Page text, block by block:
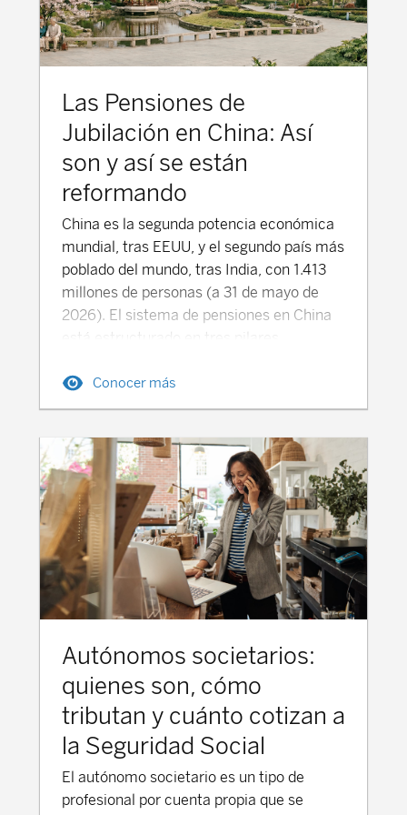
Las Pensiones de
Jubilación en China: Así
son y así se están
reformando
China es la segunda potencia económica
mundial, tras EEUU, y el segundo país más
poblado del mundo, tras India, con 1.413
millones de personas (a 31 de mayo de
2026). El sistema de pensiones en China
está estructurado en tres pilares
públicas y prestaciones privadas
complementarias, que buscan
adecuados para las personas jubiladas.
Pensión Pública en China (Pilar 1) El
Seguro Básico de Vejez-SBV (养老保险,
*yǎnglǎo bǎoxiǎn) es el sistema
obligatorio, dirigido a los trabajadores por
cuenta ajena urbanos y rurales, y también
para los trabajadores migrantes que
trabajan en diferentes regiones del país. El
de seguridad social a una población
envejecida, garantizando, al mismo
tiempo, la sostenibilidad financiera de las
pensiones. El Seguro Básico de Vejez es
administrado por el Gobierno central y
tiene diferencias en los niveles de
prestación dependiendo de la región.
Conocer más
Autónomos societarios:
quienes son, cómo
tributan y cuánto cotizan a
la Seguridad Social
El autónomo societario es un tipo de
profesional por cuenta propia que se